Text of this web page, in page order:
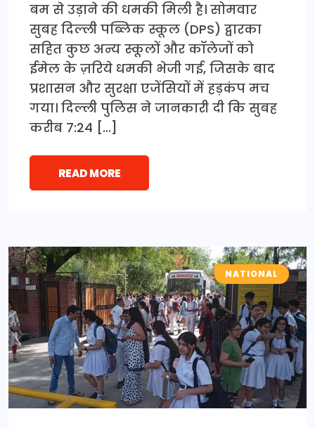
बम से उड़ाने की धमकी मिली है। सोमवार
सुबह दिल्ली पब्लिक स्कूल (DPS) द्वारका
सहित कुछ अन्य स्कूलों और कॉलेजों को
ईमेल के ज़रिये धमकी भेजी गई, जिसके बाद
प्रशासन और सुरक्षा एजेंसियों में हड़कंप मच
गया। दिल्ली पुलिस ने जानकारी दी कि सुबह
करीब 7:24 […]
READ MORE
CRIME
NATIONAL